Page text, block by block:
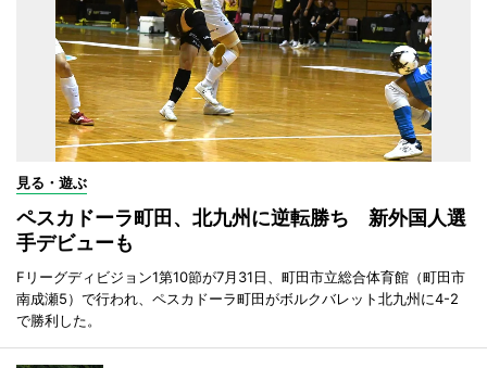
見る・遊ぶ
ペスカドーラ町田、北九州に逆転勝ち 新外国人選
手デビューも
Fリーグディビジョン1第10節が7月31日、町田市立総合体育館（町田市
南成瀬5）で行われ、ペスカドーラ町田がボルクバレット北九州に4-2
で勝利した。